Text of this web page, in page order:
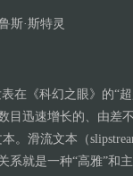
斯·斯特灵
在《科幻之眼》的“
目迅速增长的、由差
。滑流文本（
就是一种“高雅”和